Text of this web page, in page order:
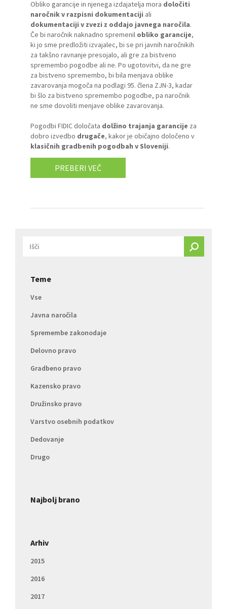
Obliko garancije in njenega izdajatelja mora določiti
naročnik v razpisni dokumentaciji ali
dokumentaciji v zvezi z oddajo javnega naročila.
Če bi naročnik naknadno spremenil obliko garancije,
ki jo sme predložiti izvajalec, bi se pri javnih naročnikih
za takšno ravnanje presojalo, ali gre za bistveno
spremembo pogodbe ali ne. Po ugotovitvi, da ne gre
za bistveno spremembo, bi bila menjava oblike
zavarovanja mogoča na podlagi 95. člena ZJN-3, kadar
bi šlo za bistveno spremembo pogodbe, pa naročnik
ne sme dovoliti menjave oblike zavarovanja.
Pogodbi FIDIC določata dolžino trajanja garancije za
dobro izvedbo drugače, kakor je običajno določeno v
klasičnih gradbenih pogodbah v Sloveniji.
PREBERI VEČ
Teme
Vse
Javna naročila
Spremembe zakonodaje
Delovno pravo
Gradbeno pravo
Kazensko pravo
Družinsko pravo
Varstvo osebnih podatkov
Dedovanje
Drugo
Najbolj brano
Arhiv
2015
2016
2017